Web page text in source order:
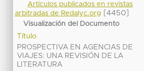
Artículos publicados en revistas
arbitradas de Redalyc.org
[4450]
Visualización del Documento
Título
PROSPECTIVA EN AGENCIAS DE
VIAJES: UNA REVISIÓN DE LA
LITERATURA